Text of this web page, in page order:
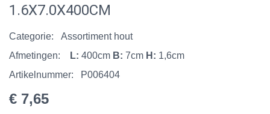
1.6X7.0X400CM
Categorie:
Assortiment hout
Afmetingen:
L: 400cm B: 7cm H: 1,6cm
Artikelnummer:
P006404
€ 7,65